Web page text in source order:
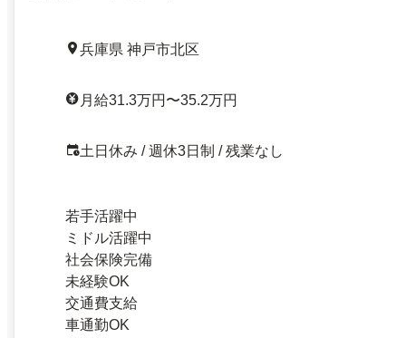
兵庫県 神戸市北区
月給31.3万円〜35.2万円
土日休み / 週休3日制 / 残業なし
若手活躍中
ミドル活躍中
社会保険完備
未経験OK
交通費支給
車通勤OK